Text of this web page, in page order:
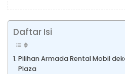
Daftar Isi
Pilihan Armada Rental Mobil
Plaza